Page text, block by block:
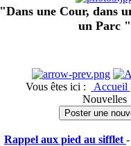
"Dans une Cour, dans
un Parc "
Vous êtes ici : Accueil
Nouvelles
Poster une
Rappel aux pied au sifflet